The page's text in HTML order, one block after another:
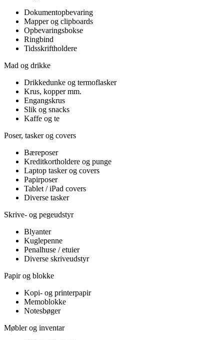
Dokumentopbevaring
Mapper og clipboards
Opbevaringsbokse
Ringbind
Tidsskriftholdere
Mad og drikke
Drikkedunke og termoflasker
Krus, kopper mm.
Engangskrus
Slik og snacks
Kaffe og te
Poser, tasker og covers
Bæreposer
Kreditkortholdere og punge
Laptop tasker og covers
Papirposer
Tablet / iPad covers
Diverse tasker
Skrive- og pegeudstyr
Blyanter
Kuglepenne
Penalhuse / etuier
Diverse skriveudstyr
Papir og blokke
Kopi- og printerpapir
Memoblokke
Notesbøger
Møbler og inventar